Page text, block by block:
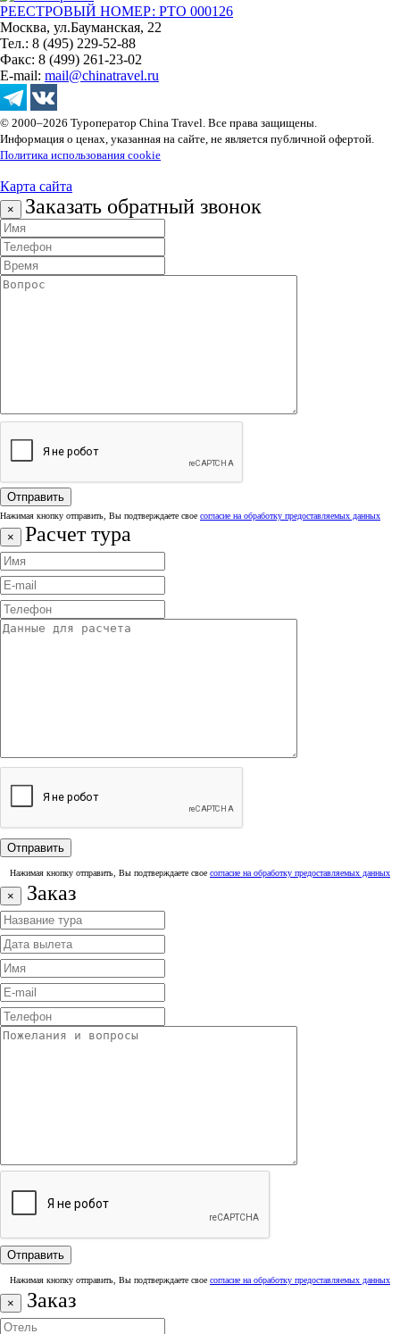
РЕЕСТРОВЫЙ НОМЕР: РТО 000126
Москва, ул.Бауманская, 22
Тел.: 8 (495) 229-52-88
Факс: 8 (499) 261-23-02
E-mail: mail@chinatravel.ru
© 2000–2026 Туроператор China Travel. Все права защищены.
Информация о ценах, указанная на сайте, не является публичной офертой.
Политика использования cookie
Карта сайта
× Заказать обратный звонок
Нажимая кнопку отправить, Вы подтверждаете свое согласие на обработку предоставляемых данных
× Расчет тура
Нажимая кнопку отправить, Вы подтверждаете свое согласие на обработку предоставляемых данных
× Заказ
Нажимая кнопку отправить, Вы подтверждаете свое согласие на обработку предоставляемых данных
× Заказ